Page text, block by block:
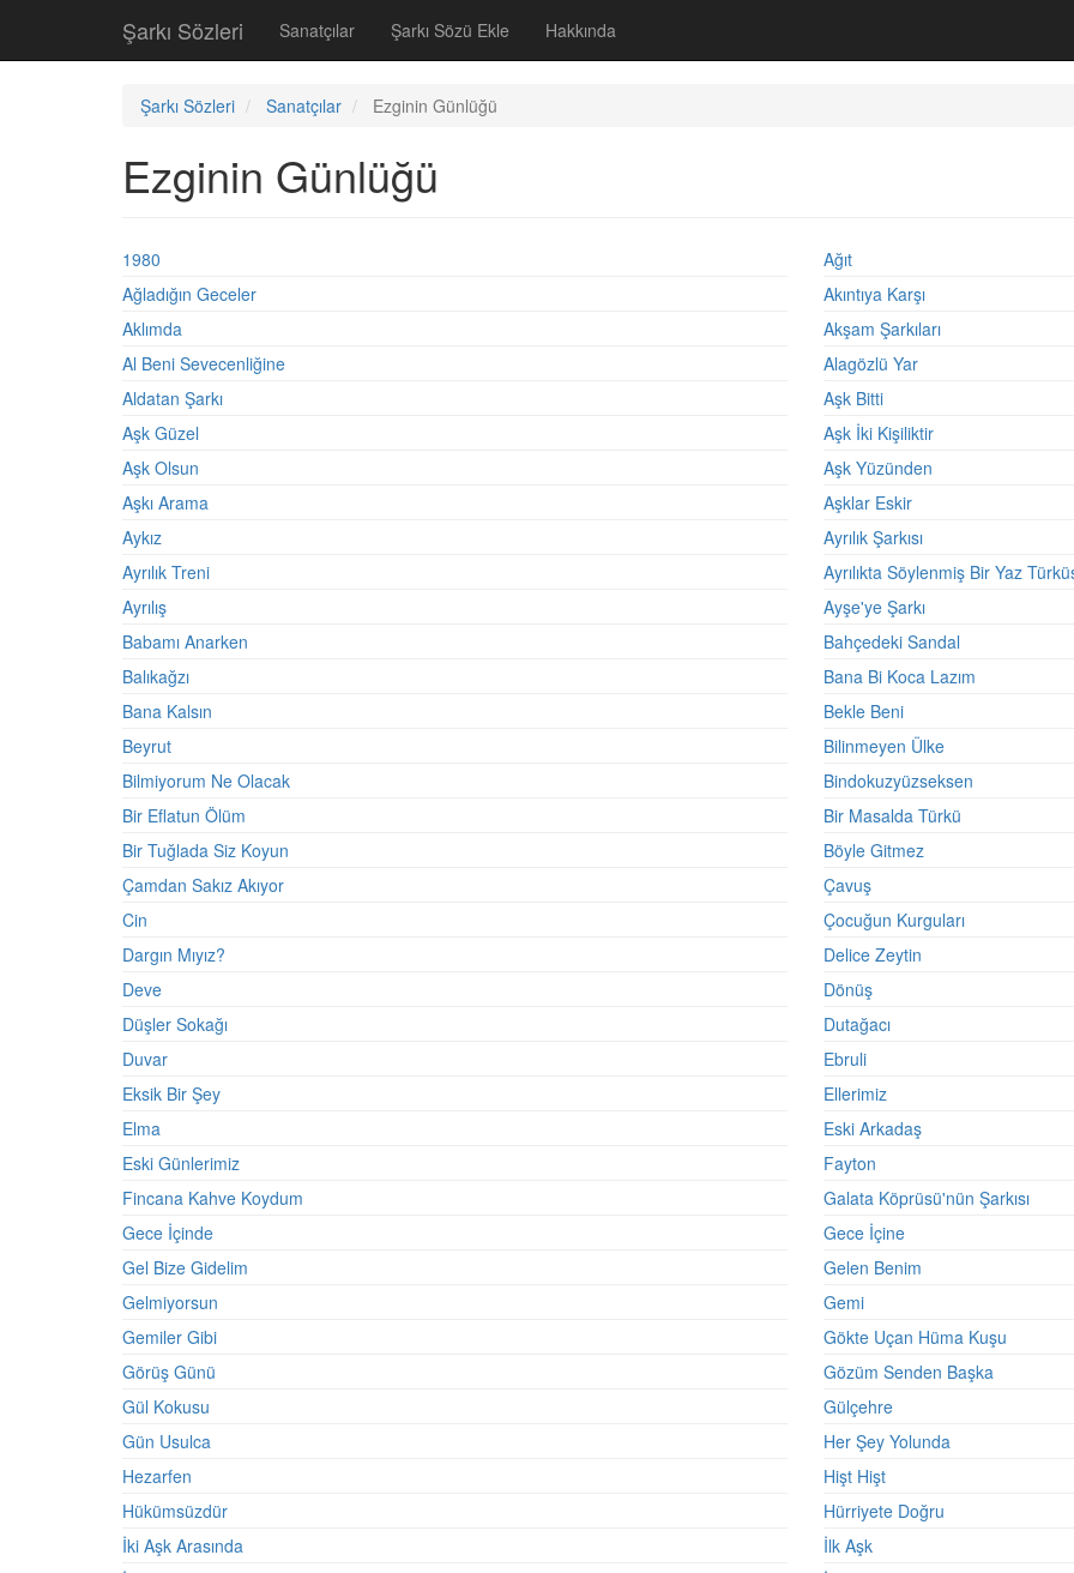
Şarkı Sözleri Sanatçılar Şarkı Sözü Ekle Hakkında
Şarkı Sözleri Sanatçılar Ezginin Günlüğü
Ezginin Günlüğü
1980
Ağıt
Ağladığın Geceler
Akıntıya Karşı
Aklımda
Akşam Şarkıları
Al Beni Sevecenliğine
Alagözlü Yar
Aldatan Şarkı
Aşk Bitti
Aşk Güzel
Aşk İki Kişiliktir
Aşk Olsun
Aşk Yüzünden
Aşkı Arama
Aşklar Eskir
Aykız
Ayrılık Şarkısı
Ayrılık Treni
Ayrılıkta Söylenmiş Bir Yaz
Ayrılış
Ayşe'ye Şarkı
Babamı Anarken
Bahçedeki Sandal
Balıkağzı
Bana Bi Koca Lazım
Bana Kalsın
Bekle Beni
Beyrut
Bilinmeyen Ülke
Bilmiyorum Ne Olacak
Bindokuzyüzseksen
Bir Eflatun Ölüm
Bir Masalda Türkü
Bir Tuğlada Siz Koyun
Böyle Gitmez
Çamdan Sakız Akıyor
Çavuş
Cin
Çocuğun Kurguları
Dargın Mıyız?
Delice Zeytin
Deve
Dönüş
Düşler Sokağı
Dutağacı
Duvar
Ebruli
Eksik Bir Şey
Ellerimiz
Elma
Eski Arkadaş
Eski Günlerimiz
Fayton
Fincana Kahve Koydum
Galata Köprüsü'nün Şarkısı
Gece İçinde
Gece İçine
Gel Bize Gidelim
Gelen Benim
Gelmiyorsun
Gemi
Gemiler Gibi
Gökte Uçan Hüma Kuşu
Görüş Günü
Gözüm Senden Başka
Gül Kokusu
Gülçehre
Gün Usulca
Her Şey Yolunda
Hezarfen
Hişt Hişt
Hükümsüzdür
Hürriyete Doğru
İki Aşk Arasında
İlk Aşk